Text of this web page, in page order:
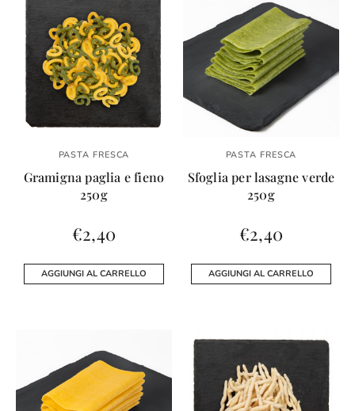
PASTA FRESCA
Gramigna paglia e fieno
250g
€2,40
AGGIUNGI AL CARRELLO
PASTA FRESCA
Sfoglia per lasagne verde
250g
€2,40
AGGIUNGI AL CARRELLO